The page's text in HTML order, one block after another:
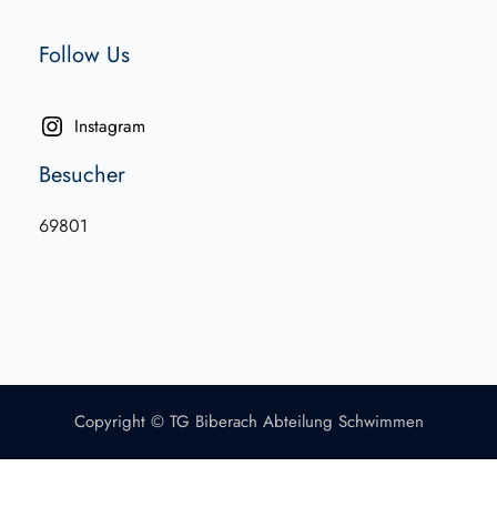
Follow Us
Instagram
Besucher
69801
Copyright © TG Biberach Abteilung Schwimmen